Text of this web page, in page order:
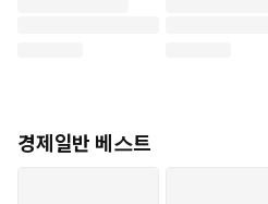
경제일반 베스트